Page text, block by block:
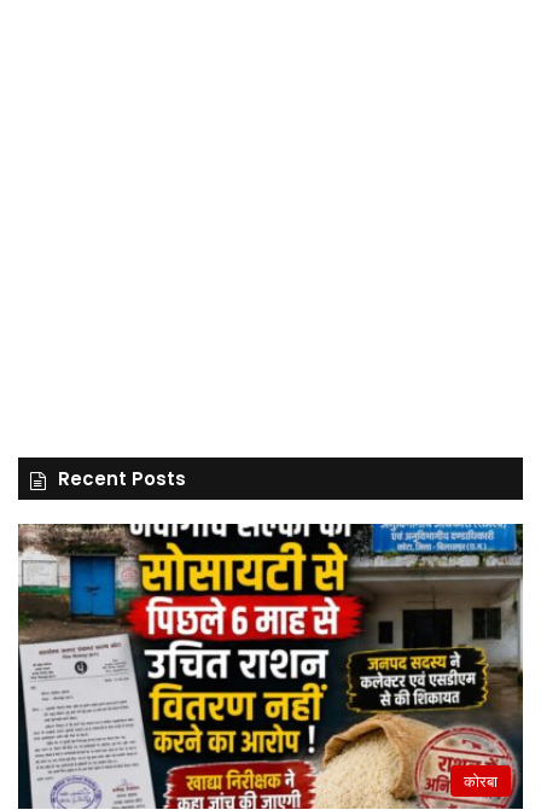
Recent Posts
कोरबा